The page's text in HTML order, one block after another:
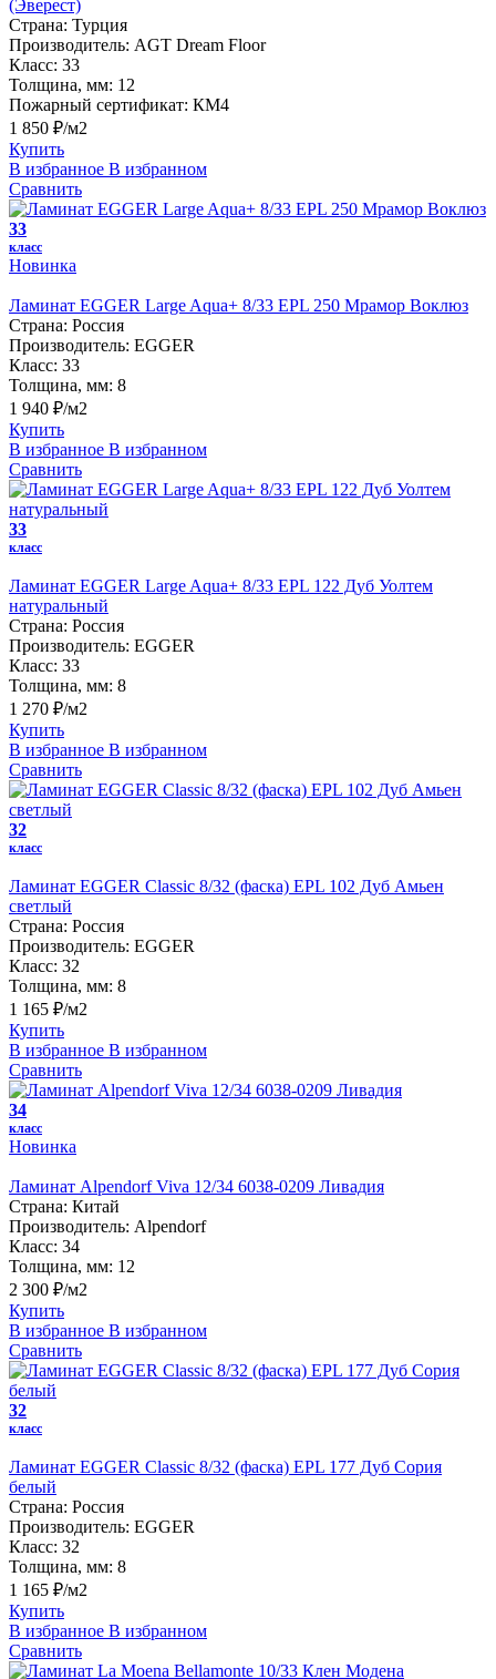
(Эверест)
Страна: Турция
Производитель: AGT Dream Floor
Класс: 33
Толщина, мм: 12
Пожарный сертификат: КМ4
1 850 ₽/м2
Купить
В избранное В избранном
Сравнить
33
класс
Новинка
Ламинат EGGER Large Aqua+ 8/33 EPL 250 Мрамор Воклюз
Страна: Россия
Производитель: EGGER
Класс: 33
Толщина, мм: 8
1 940 ₽/м2
Купить
В избранное В избранном
Сравнить
33
класс
Ламинат EGGER Large Aqua+ 8/33 EPL 122 Дуб Уолтем
натуральный
Страна: Россия
Производитель: EGGER
Класс: 33
Толщина, мм: 8
1 270 ₽/м2
Купить
В избранное В избранном
Сравнить
32
класс
Ламинат EGGER Classic 8/32 (фаска) EPL 102 Дуб Амьен
светлый
Страна: Россия
Производитель: EGGER
Класс: 32
Толщина, мм: 8
1 165 ₽/м2
Купить
В избранное В избранном
Сравнить
34
класс
Новинка
Ламинат Alpendorf Viva 12/34 6038-0209 Ливадия
Страна: Китай
Производитель: Alpendorf
Класс: 34
Толщина, мм: 12
2 300 ₽/м2
Купить
В избранное В избранном
Сравнить
32
класс
Ламинат EGGER Classic 8/32 (фаска) EPL 177 Дуб Сория
белый
Страна: Россия
Производитель: EGGER
Класс: 32
Толщина, мм: 8
1 165 ₽/м2
Купить
В избранное В избранном
Сравнить